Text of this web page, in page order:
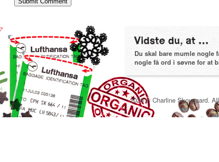
Du skal bare mumle nogle
nogle få ord i søvne for at
2026 © Charline Skovgaard.